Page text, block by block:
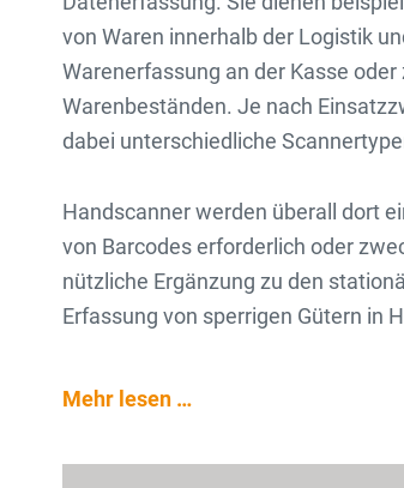
von Waren innerhalb der Logistik
Warenerfassung an der Kasse
Warenbeständen. Je nach
dabei unterschiedliche
Handscanner werden überall dort
von Barcodes erforderlich oder
nützliche Ergänzung zu den
Erfassung von sperrigen Gütern in
Mehr lesen …